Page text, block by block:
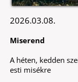
2026.03.08.
Miserend
A héten, kedden
esti misékre